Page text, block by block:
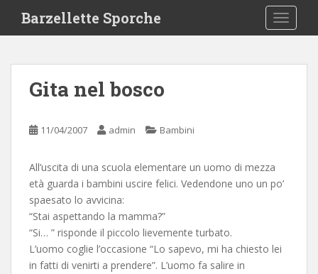
i
Barzellette Sporche
Gita nel bosco
11/04/2007 admin Bambini
All’uscita di una scuola elementare un uomo di mezza
età guarda i bambini uscire felici. Vedendone uno un po’
spaesato lo avvicina:
“Stai aspettando la mamma?”
“Si… ” risponde il piccolo lievemente turbato.
L’uomo coglie l’occasione “Lo sapevo, mi ha chiesto lei
in fatti di venirti a prendere”. L’uomo fa salire in